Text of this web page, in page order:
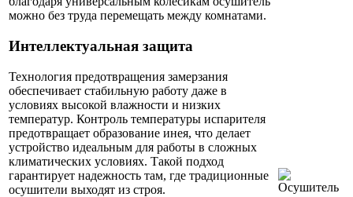
можно без труда перемещать между комнатами.
Интеллектуальная защита
Технология предотвращения замерзания
обеспечивает стабильную работу даже в
условиях высокой влажности и низких
температур. Контроль температуры испарителя
предотвращает образование инея, что делает
устройство идеальным для работы в сложных
климатических условиях. Такой подход
гарантирует надежность там, где традиционные
осушители выходят из строя.